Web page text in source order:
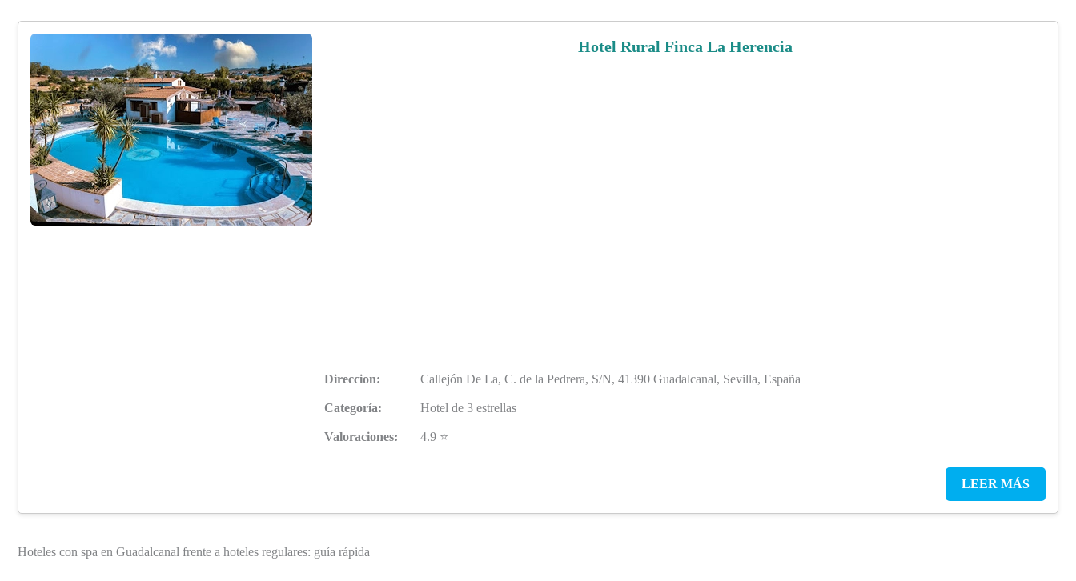
Hotel Rural Finca La Herencia
Direccion: Callejón De La, C. de la Pedrera, S/N, 41390 Guadalcanal, Sevilla, España
Categoría: Hotel de 3 estrellas
Valoraciones: 4.9 ⭐
LEER MÁS
Hoteles con spa en Guadalcanal frente a hoteles regulares: guía rápida